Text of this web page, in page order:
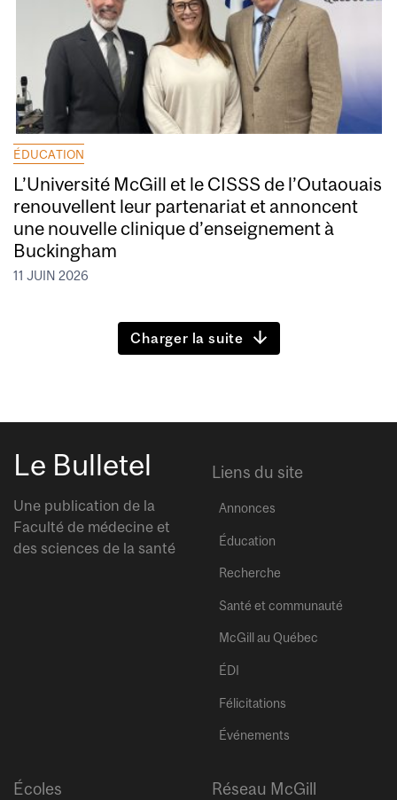
ÉDUCATION
L’Université McGill et le CISSS de l’Outaouais
renouvellent leur partenariat et annoncent
une nouvelle clinique d’enseignement à
Buckingham
11 JUIN 2026
Charger la suite
Le Bulletel
Une publication de la
Faculté de médecine et
des sciences de la santé
Liens du site
Annonces
Éducation
Recherche
Santé et communauté
McGill au Québec
ÉDI
Félicitations
Événements
Écoles Réseau McGill